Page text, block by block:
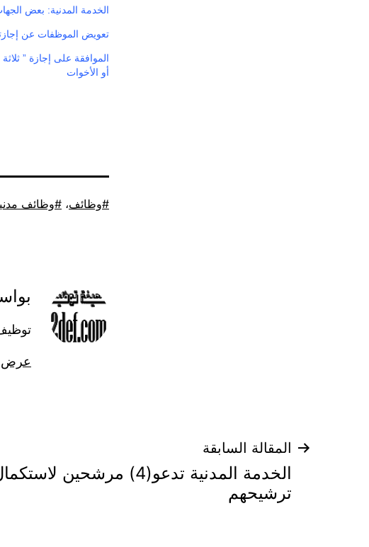
الخدمة المدنية: بعض
تعويض الموظفات عن
الموافقة على إجازة ” ثلاثة
أو الأخوات
موسوم
وظائف، وظائف
عرض
تصفّح
المقالات
المقالة السابقة
الخدمة المدنية تدعو(4) مرشحين
ترشيحهم